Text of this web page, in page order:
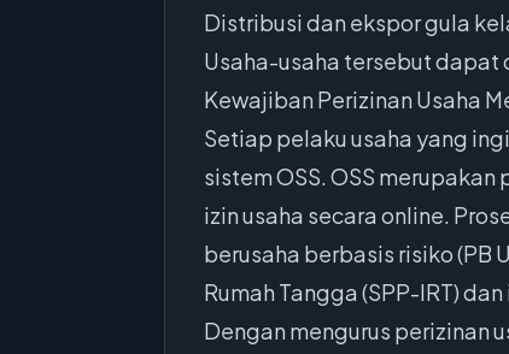
Distribusi dan ekspor gula
Usaha-usaha tersebut dapat
Kewajiban Perizinan Usaha
Setiap pelaku usaha yang
sistem OSS. OSS
izin usaha secara online.
berusaha berbasis risiko (PB
Rumah Tangga (SPP-IRT)
Dengan mengurus perizinan